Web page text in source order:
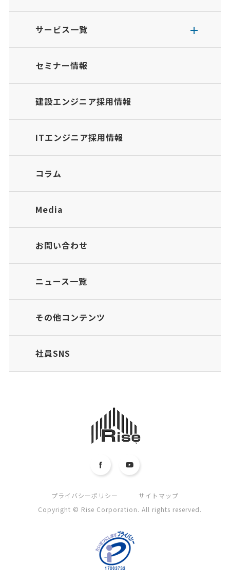
サービス一覧
セミナー情報
建設エンジニア採用情報
ITエンジニア採用情報
コラム
Media
お問い合わせ
ニュース一覧
その他コンテンツ
社員SNS
プライバシーポリシー
サイトマップ
Copyright © Rise Corporation. All rights reserved.